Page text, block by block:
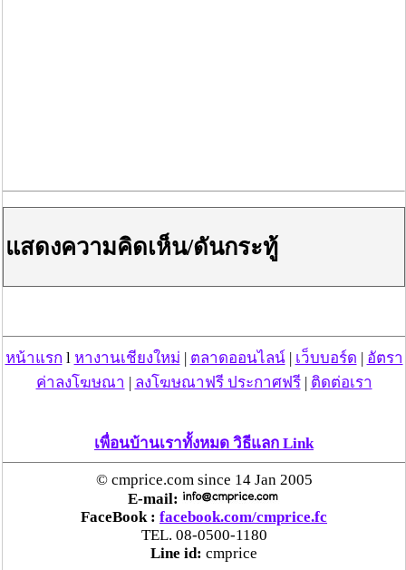
-ภาคตะวันออกเฉียงเหนือจังหวัดเลย หนองคาย
บึงกาฬ อุดรธานี หนองบัวลำภู สกลนคร นครพนม
มุกดาหาร กาฬสินธุ์ ขอนแก่น และชัยภูมิ
แสดงความคิดเห็น/ดันกระทู้
หน้าแรก l หางานเชียงใหม่ | ตลาดออนไลน์| เว็บบอร์ด | อัตรา
ค่าลงโฆษณา | ลงโฆษณาฟรี ประกาศฟรี| ติดต่อเรา
เพื่อนบ้านเราทั้งหมด วิธีแลก Link
© cmprice.com since 14 Jan 2005
E-mail:
FaceBook : facebook.com/cmprice.fc
TEL. 08-0500-1180
Line id: cmprice